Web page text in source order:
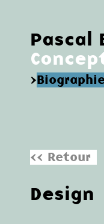
Pascal
>
<< Retour
Design